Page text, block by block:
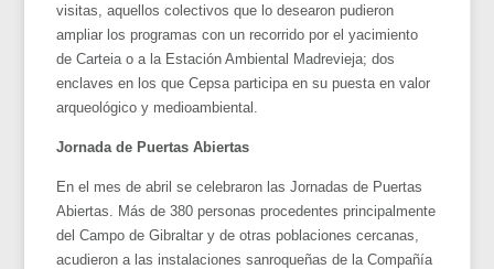
visitas, aquellos colectivos que lo desearon pudieron
ampliar los programas con un recorrido por el yacimiento
de Carteia o a la Estación Ambiental Madrevieja; dos
enclaves en los que Cepsa participa en su puesta en valor
arqueológico y medioambiental.
Jornada de Puertas Abiertas
En el mes de abril se celebraron las Jornadas de Puertas
Abiertas. Más de 380 personas procedentes principalmente
del Campo de Gibraltar y de otras poblaciones cercanas,
acudieron a las instalaciones sanroqueñas de la Compañía